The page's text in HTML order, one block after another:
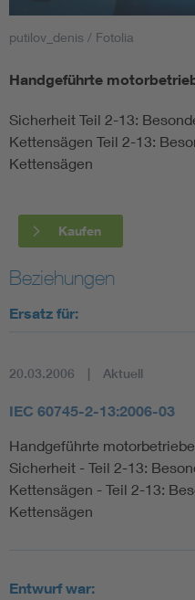
Smart Cities
DKE Fachinformationen
Blitzschutz: DIN EN 62305
Cybersecurity in der
DIN VDE 0100 für sichere
putilov_denis / Fotolia
Handgeführte
Sicherheit Teil 2-13:
Kettensägen Teil 2-13:
Kettensägen
Kaufen
Beziehungen
Ersatz für:
20.03.2006 Aktuell
IEC 60745-2-13:2006-03
Handgeführte
Sicherheit - Teil 2-13:
Kettensägen - Teil 2-13:
Kettensägen
Entwurf war: